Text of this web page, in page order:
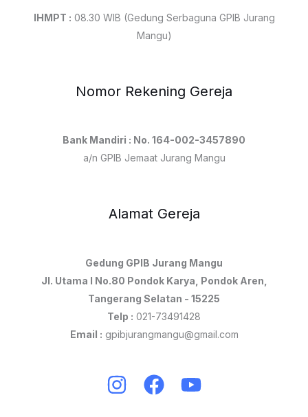
IHMPT : 08.30 WIB (Gedung Serbaguna GPIB Jurang
Mangu)
Nomor Rekening Gereja
Bank Mandiri : No. 164-002-3457890
a/n GPIB Jemaat Jurang Mangu
Alamat Gereja
Gedung GPIB Jurang Mangu
Jl. Utama I No.80 Pondok Karya, Pondok Aren,
Tangerang Selatan - 15225
Telp : 021-73491428
Email : gpibjurangmangu@gmail.com